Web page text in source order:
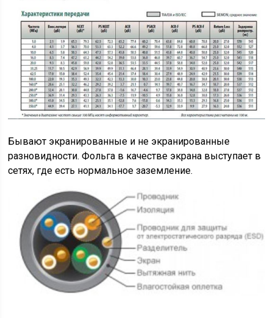
Бывают экранированные и не экранированные
разновидности. Фольга в качестве экрана выступает в
сетях, где есть нормальное заземление.